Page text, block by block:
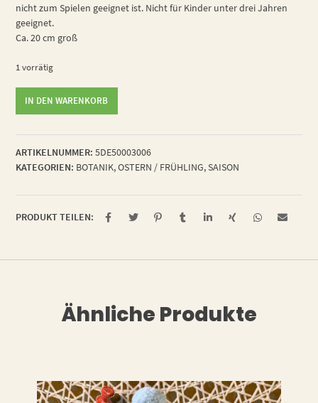
nicht zum Spielen geeignet ist. Nicht für Kinder unter drei Jahren
geeignet.
Ca. 20 cm groß
1 vorrätig
IN DEN WARENKORB
ARTIKELNUMMER: 5DE50003006
KATEGORIEN: BOTANIK,OSTERN / FRÜHLING,SAISON
PRODUKT TEILEN:
Ähnliche Produkte